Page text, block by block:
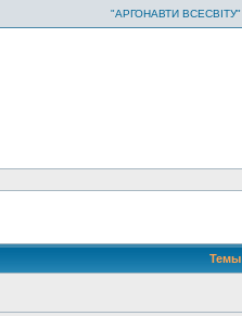
"АРГОНАВТИ ВСЕСВІТУ"
Темы